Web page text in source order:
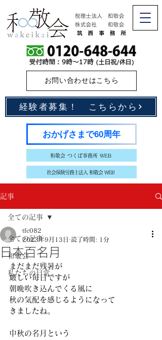
和敬会 つくば事務所 WEB
社会保険労務士法人 和敬会 WEB
お問い合わせはこちら
経験者募集！ こちらから
おかげさまで60周年
記事
全ての記事
和敬会
私たちの日常
全ての記事
日本百名月
tfc082
2023年9月13日 読了時間: 1分
まだまだ残暑が
厳しい毎日ですが
朝晩吹き込んでくる風に
秋の気配を感じるようになって
きましたね。
中秋の名月という